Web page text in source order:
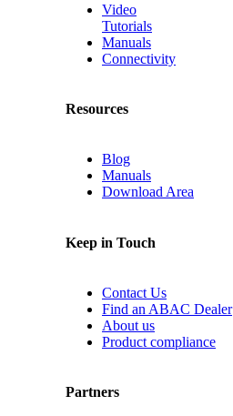
Video
Tutorials
Manuals
Connectivity
Resources
Blog
Manuals
Download Area
Keep in Touch
Contact Us
Find an ABAC Dealer
About us
Product compliance
Partners